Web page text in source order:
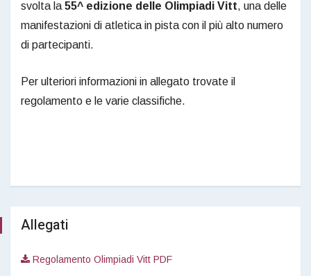
svolta la 55^ edizione delle Olimpiadi Vitt, una delle
manifestazioni di atletica in pista con il più alto numero
di partecipanti.
Per ulteriori informazioni in allegato trovate il
regolamento e le varie classifiche.
Allegati
Regolamento Olimpiadi Vitt PDF